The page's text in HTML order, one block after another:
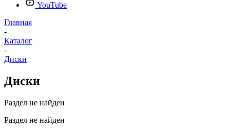
YouTube
Главная
-
Каталог
-
Диски
Диски
Раздел не найден
Раздел не найден